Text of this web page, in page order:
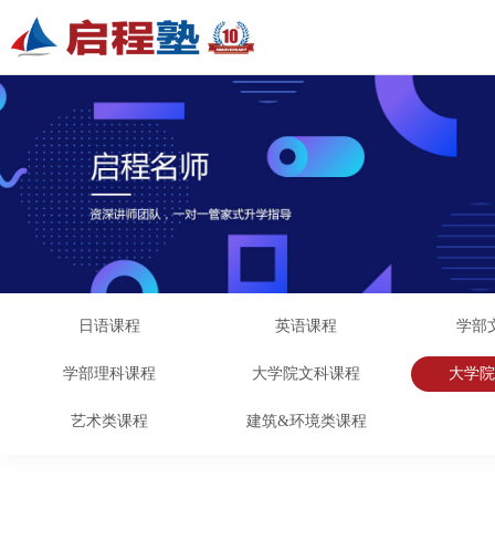
日语课程 英语课程 学部
学部理科课程 大学院文科课程 大学
艺术类课程 建筑&环境类课程